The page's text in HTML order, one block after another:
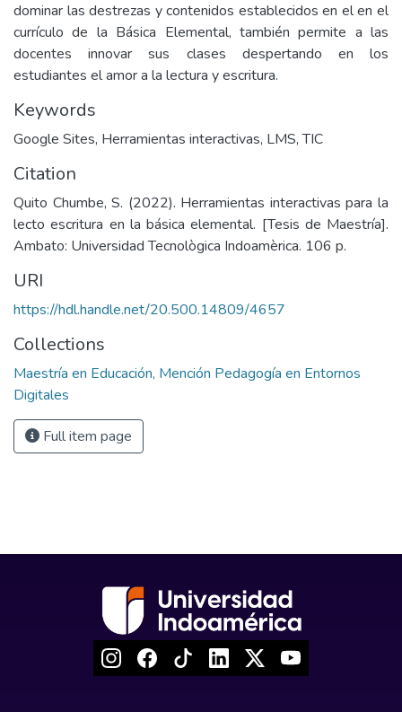
dominar las destrezas y contenidos establecidos en el en el
currículo de la Básica Elemental, también permite a las
docentes innovar sus clases despertando en los
estudiantes el amor a la lectura y escritura.
Keywords
Google Sites, Herramientas interactivas, LMS,TIC
Citation
Quito Chumbe, S. (2022). Herramientas interactivas para la
lecto escritura en la básica elemental. [Tesis de Maestría].
Ambato: Universidad Tecnològica Indoamèrica. 106 p.
URI
https://hdl.handle.net/20.500.14809/4657
Collections
Maestría en Educación, Mención Pedagogía en Entornos
Digitales
Full item page